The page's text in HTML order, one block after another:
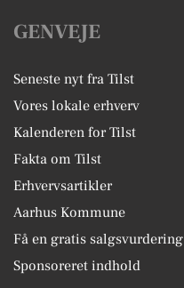
GENVEJE
Seneste nyt fra Tilst
Vores lokale erhverv
Kalenderen for Tilst
Fakta om Tilst
Erhvervsartikler
Aarhus Kommune
Få en gratis salgsvurdering
Sponsoreret indhold